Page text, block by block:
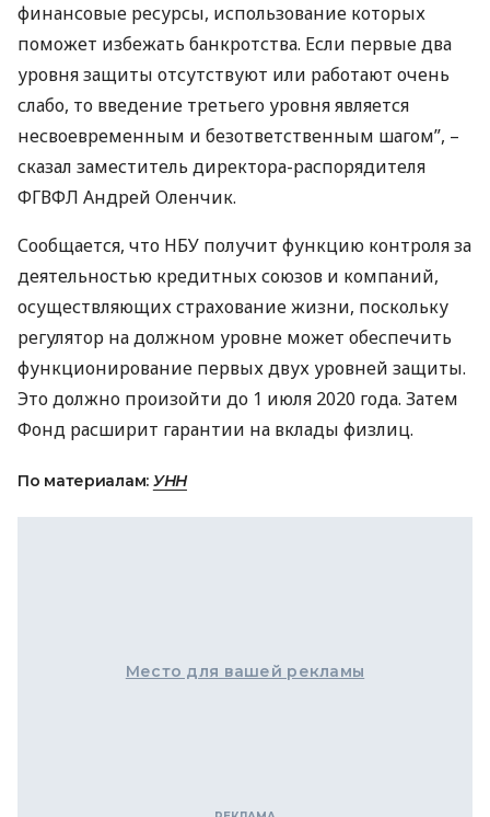
финансовые ресурсы, использование которых
поможет избежать банкротства. Если первые два
уровня защиты отсутствуют или работают очень
слабо, то введение третьего уровня является
несвоевременным и безответственным шагом”, –
сказал заместитель директора-распорядителя
ФГВФЛ Андрей Оленчик.
Сообщается, что НБУ получит функцию контроля за
деятельностью кредитных союзов и компаний,
осуществляющих страхование жизни, поскольку
регулятор на должном уровне может обеспечить
функционирование первых двух уровней защиты.
Это должно произойти до 1 июля 2020 года. Затем
Фонд расширит гарантии на вклады физлиц.
По материалам: УНН
Место для вашей рекламы